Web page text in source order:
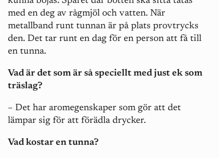
med en deg av rågmjöl och vatten. När
metallband runt tunnan är på plats provtrycks
den. Det tar runt en dag för en person att få till
en tunna.
Vad är det som är så speciellt med just ek som
träslag?
– Det har aromegenskaper som gör att det
lämpar sig för att förädla drycker.
Vad kostar en tunna?